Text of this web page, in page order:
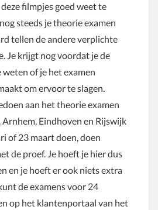
filmpjes goed weet te
steeds je theorie examen
tellen de andere verplichte
Je krijgt nog voordat je de
of je het examen
om ervoor te slagen.
aan het theorie examen
Eindhoven en Rijswijk
of 23 maart doen, doen
de proef. Je hoeft je hier dus
en je hoeft er ook niets extra
de examens voor 24
op het klantenportaal van het